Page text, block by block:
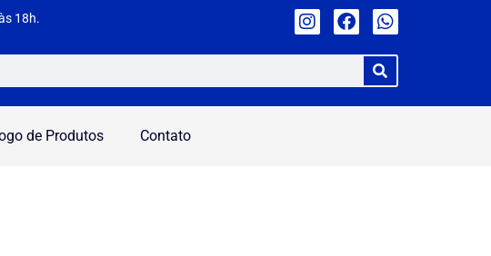
18h.
de Produtos Contato